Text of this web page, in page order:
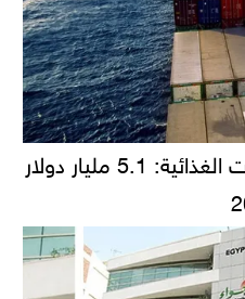
قفزة في صادرات الصناعات الغذائية: 5.1 مليار دولار